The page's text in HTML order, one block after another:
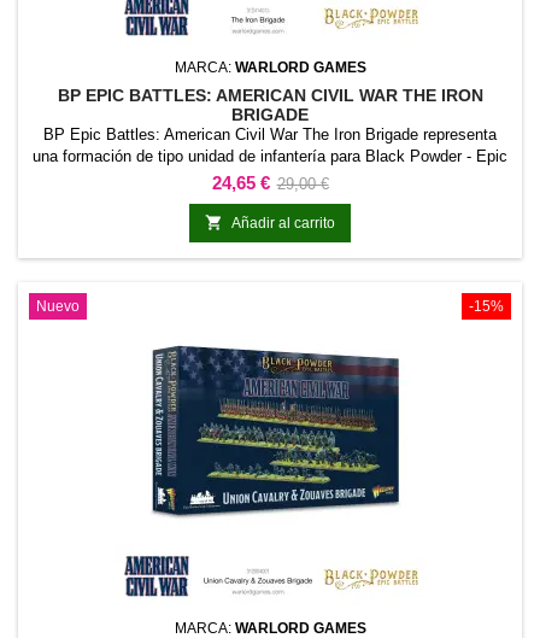
MARCA: WARLORD GAMES
BP EPIC BATTLES: AMERICAN CIVIL WAR THE IRON
BRIGADE
BP Epic Battles: American Civil War The Iron Brigade representa
una formación de tipo unidad de infantería para Black Powder - Epic
Battles American Civil War. La referencia permite incorporar esta
formación concreta al ejército y distinguirla claramente dentro de la
colección.Es adecuada para completar unidades de línea, reforzar
una fuerza existente y...
Precio
24,65 € Precio
base
29,00 €
 Añadir al carrito
-15%
Nuevo
MARCA: WARLORD GAMES